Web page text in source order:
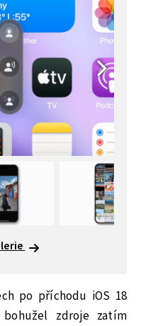
po příchodu iOS 18
zdroje zatím